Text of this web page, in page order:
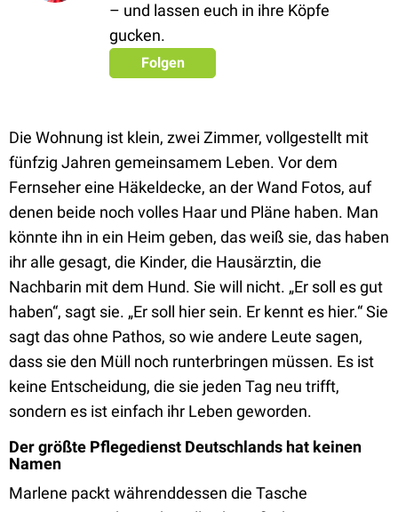
– und lassen euch in ihre Köpfe
gucken.
Folgen
Die Wohnung ist klein, zwei Zimmer, vollgestellt mit
fünfzig Jahren gemeinsamem Leben. Vor dem
Fernseher eine Häkeldecke, an der Wand Fotos, auf
denen beide noch volles Haar und Pläne haben. Man
könnte ihn in ein Heim geben, das weiß sie, das haben
ihr alle gesagt, die Kinder, die Hausärztin, die
Nachbarin mit dem Hund. Sie will nicht. „Er soll es gut
haben“, sagt sie. „Er soll hier sein. Er kennt es hier.“ Sie
sagt das ohne Pathos, so wie andere Leute sagen,
dass sie den Müll noch runterbringen müssen. Es ist
keine Entscheidung, die sie jeden Tag neu trifft,
sondern es ist einfach ihr Leben geworden.
Der größte Pflegedienst Deutschlands hat keinen
Namen
Marlene packt währenddessen die Tasche